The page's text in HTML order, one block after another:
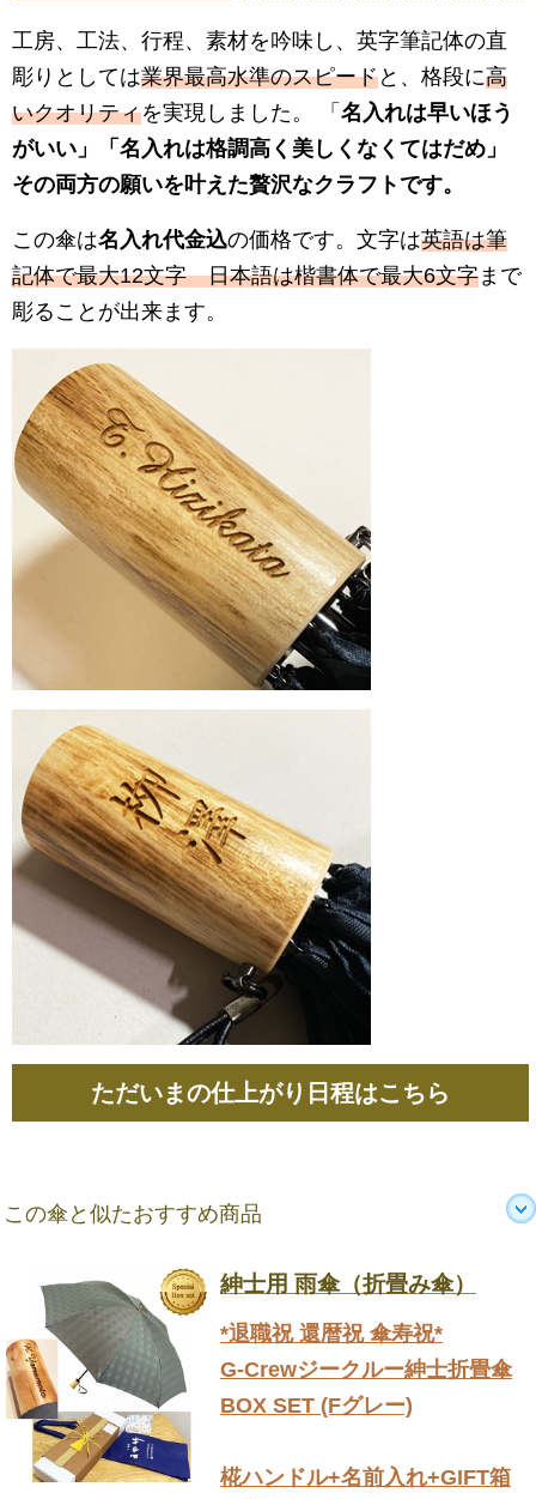
工房、工法、行程、素材を吟味し、英字筆記体の直
彫りとしては業界最高水準のスピードと、格段に高
いクオリティを実現しました。 「 名入れは早いほう
がいい 」「 名入れは格調高く美しくなくてはだめ 」
その両方の願いを叶えた贅沢なクラフトです。
この傘は名入れ代金込の価格です。文字は英語は筆
記体で最大12文字 日本語は楷書体で最大6文字 まで
彫ることが出来ます。
ただいまの仕上がり日程はこちら
この傘と似たおすすめ商品
紳士用 雨傘（折畳み傘）
*退職祝 還暦祝 傘寿祝*
G-Crewジークルー紳士折畳傘
BOX SET (Fグレー)
椛ハンドル+名前入れ+GIFT箱